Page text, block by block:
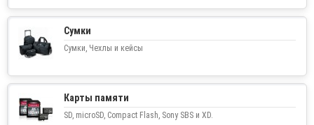
Сумки
Сумки, Чехлы и кейсы
Карты памяти
SD, microSD, Compact Flash, Sony SBS и XD.